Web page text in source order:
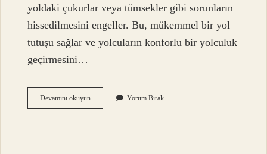
yoldaki çukurlar veya tümsekler gibi sorunların
hissedilmesini engeller. Bu, mükemmel bir yol
tutuşu sağlar ve yolcuların konforlu bir yolculuk
geçirmesini…
Devamını okuyunMotor
Askısı
Yorum Bırak